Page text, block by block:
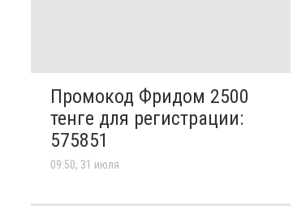
Промокод Фридом 2500
тенге для регистрации:
575851
09:50, 31 июля